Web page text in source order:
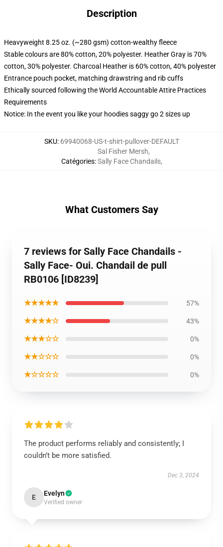
Description
Heavyweight 8.25 oz. (~280 gsm) cotton-wealthy fleece
Stable colours are 80% cotton, 20% polyester. Heather Gray is 70%
cotton, 30% polyester. Charcoal Heather is 60% cotton, 40% polyester
Entrance pouch pocket, matching drawstring and rib cuffs
Ethically sourced following the World Accountable Attire Practices
Requirements
Notice: In the event you like your hoodies saggy go 2 sizes up
SKU: 69940068-US-t-shirt-pullover-DEFAULT
Catégories:
Sal Fisher Mersh,
Sally Face Chandails,
What Customers Say
7 reviews for Sally Face Chandails -
Sally Face- Oui. Chandail de pull
RB0106 [ID8239]
★★★★★ 57%
★★★★☆ 43%
★★★☆☆ 0%
★★☆☆☆ 0%
★☆☆☆☆ 0%
The product performs reliably and consistently; I
couldn’t be more satisfied.
Dec 3, 2024
E Evelyn
Verified owner